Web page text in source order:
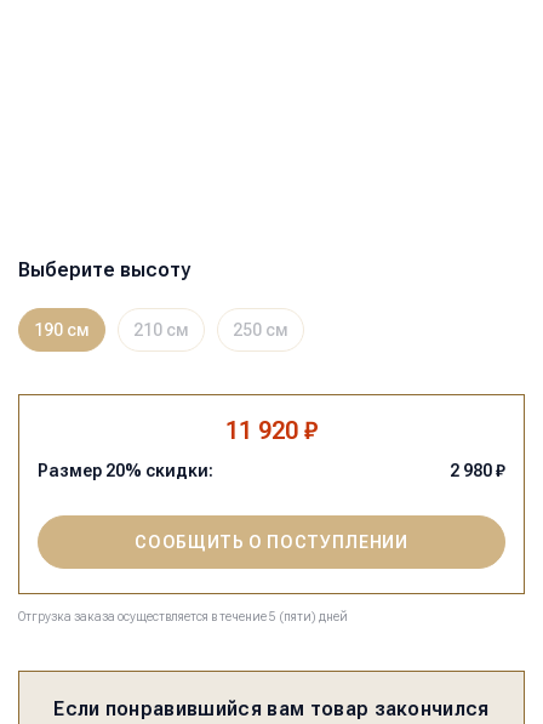
Выберите высоту
190 см 210 см 250 см
11 920 ₽
Размер 20% скидки: 2 980₽
СООБЩИТЬ О ПОСТУПЛЕНИИ
Отгрузка заказа осуществляется в течение 5 (пяти) дней
Если понравившийся вам товар закончился